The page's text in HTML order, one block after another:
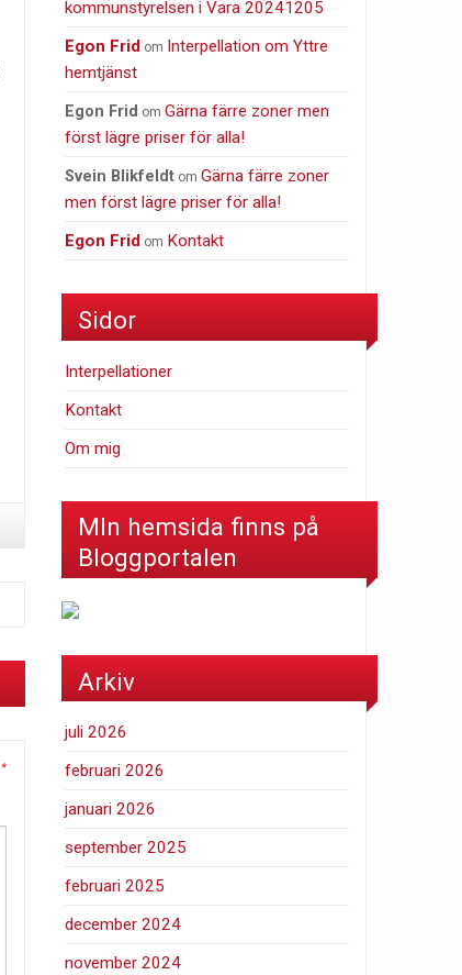
*
kommunstyrelsen i Vara 20241205
Egon Frid om Interpellation om Yttre
hemtjänst
Egon Frid omGärna färre zoner men
först lägre priser för alla!
Svein Blikfeldt omGärna färre zoner
men först lägre priser för alla!
Egon Frid om Kontakt
Sidor
Interpellationer
Kontakt
Om mig
MIn hemsida finns på
Bloggportalen
Arkiv
juli 2026
februari 2026
januari 2026
september 2025
februari 2025
december 2024
november 2024